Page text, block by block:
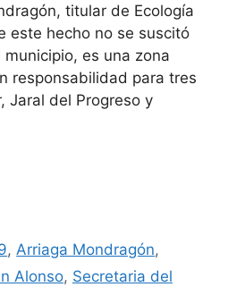
titular de Ecología
este hecho no se suscitó
es una zona
responsabilidad para tres
Jaral del Progreso y
,Arriaga Mondragón,
Alonso, Secretaria del